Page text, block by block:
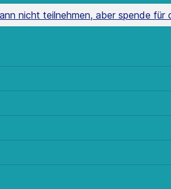
nicht teilnehmen, aber spende für